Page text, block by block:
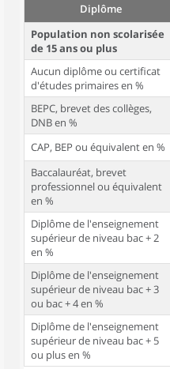
Diplôme
Population non scolarisée
de 15 ans ou plus
Aucun diplôme ou certificat
d'études primaires en %
BEPC, brevet des collèges,
DNB en %
CAP, BEP ou équivalent en %
Baccalauréat, brevet
professionnel ou équivalent
en %
Diplôme de l'enseignement
supérieur de niveau bac + 2
en %
Diplôme de l'enseignement
supérieur de niveau bac + 3
ou bac + 4 en %
Diplôme de l'enseignement
supérieur de niveau bac + 5
ou plus en %